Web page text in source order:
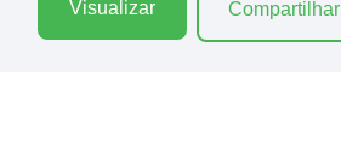
Visualizar Compartilhar